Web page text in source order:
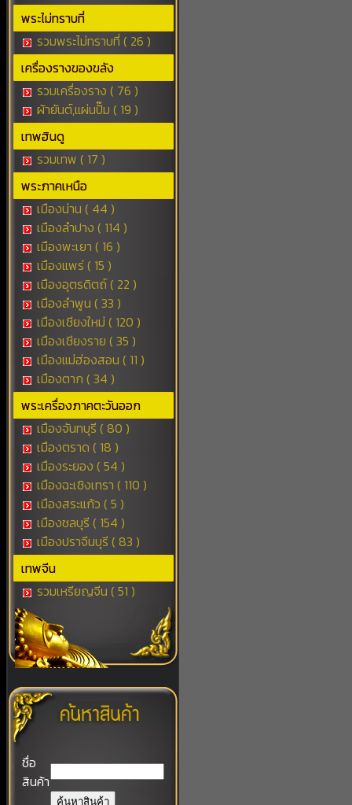
พระไม่ทราบที่
รวมพระไม่ทราบที่ ( 26 )
เครื่องรางของขลัง
รวมเครื่องราง ( 76 )
ผ้ายันต์,แผ่นปั๊ม ( 19 )
เทพฮินดู
รวมเทพ ( 17 )
พระภาคเหนือ
เมืองน่าน ( 44 )
เมืองลำปาง ( 114 )
เมืองพะเยา ( 16 )
เมืองแพร่ ( 15 )
เมืองอุตรดิตถ์ ( 22 )
เมืองลำพูน ( 33 )
เมืองเชียงใหม่ ( 120 )
เมืองเชียงราย ( 35 )
เมืองแม่ฮ่องสอน ( 11 )
เมืองตาก ( 34 )
พระเครื่องภาคตะวันออก
เมืองจันทบุรี ( 80 )
เมืองตราด ( 18 )
เมืองระยอง ( 54 )
เมืองฉะเชิงเทรา ( 110 )
เมืองสระแก้ว ( 5 )
เมืองชลบุรี ( 154 )
เมืองปราจีนบุรี ( 83 )
เทพจีน
รวมเหรียญจีน ( 51 )
ชื่อ
สินค้า